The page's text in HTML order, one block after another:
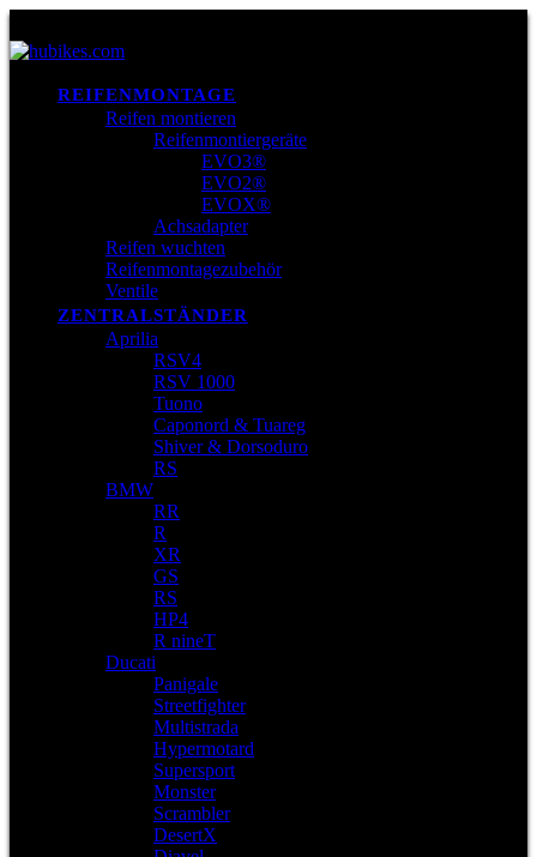
REIFENMONTAGE
Reifen montieren
Reifenmontiergeräte
EVO3®
EVO2®
EVOX®
Achsadapter
Reifen wuchten
Reifenmontagezubehör
Ventile
ZENTRALSTÄNDER
Aprilia
RSV4
RSV 1000
Tuono
Caponord & Tuareg
Shiver & Dorsoduro
RS
BMW
RR
R
XR
GS
RS
HP4
R nineT
Ducati
Panigale
Streetfighter
Multistrada
Hypermotard
Supersport
Monster
Scrambler
DesertX